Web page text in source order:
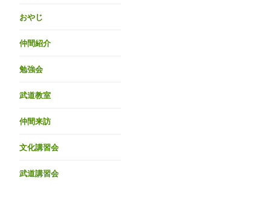
おやじ
仲間紹介
勉強会
武道教室
仲間来訪
文化講習会
武道講習会